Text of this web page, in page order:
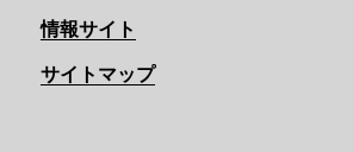
情報サイト
サイトマップ